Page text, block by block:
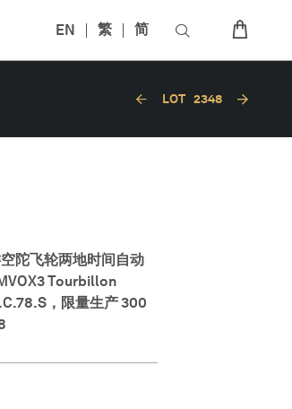
EN 繁 简
LOT 2348
陀飞轮两地时间自动
Tourbillon
，限量生产 300